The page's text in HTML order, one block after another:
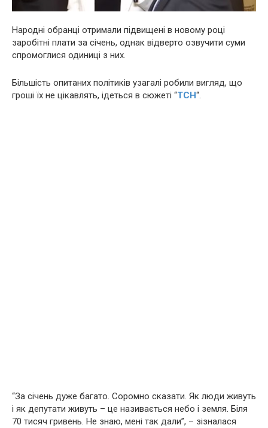
Народні обранці отримали підвищені в новому році
заробітні плати за січень, однак відверто озвучити суми
спромоглися одиниці з них.
Більшість опитаних політиків узагалі робили вигляд, що
гроші їх не цікавлять, ідеться в сюжеті “ТСН“.
“За січень дуже багато. Соромно сказати. Як люди живуть
і як депутати живуть – це називається небо і земля. Біля
70 тисяч гривень. Не знаю, мені так дали”, – зізналася